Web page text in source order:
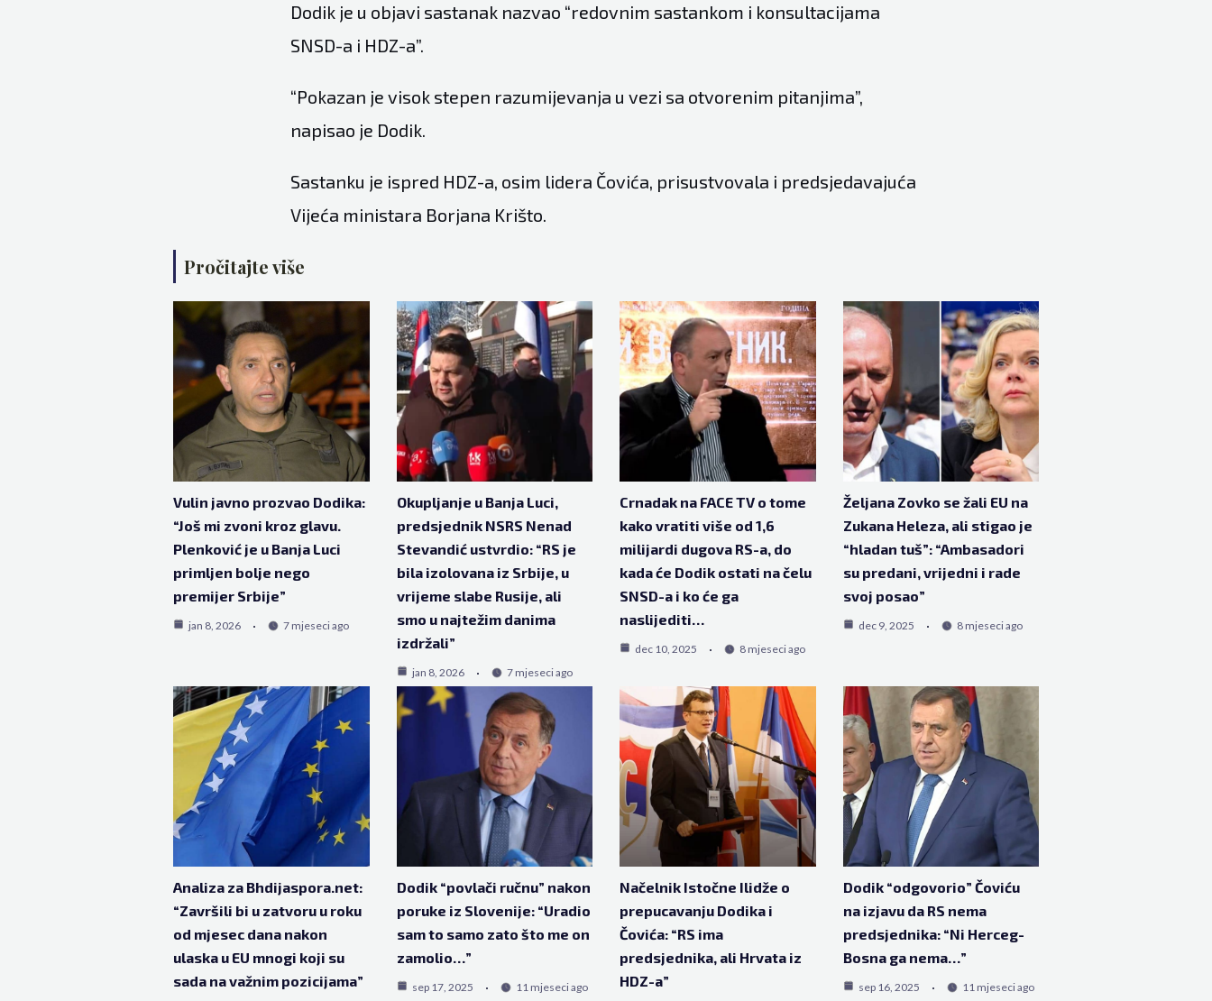
Dodik je u objavi sastanak nazvao “redovnim sastankom i konsultacijama
SNSD-a i HDZ-a”.
“Pokazan je visok stepen razumijevanja u vezi sa otvorenim pitanjima”,
napisao je Dodik.
Sastanku je ispred HDZ-a, osim lidera Čovića, prisustvovala i predsjedavajuća
Vijeća ministara Borjana Krišto.
Pročitajte više
Vulin javno prozvao Dodika:
“Još mi zvoni kroz glavu.
Plenković je u Banja Luci
primljen bolje nego
premijer Srbije”
jan 8, 2026 7 mjeseci ago
Okupljanje u Banja Luci,
predsjednik NSRS Nenad
Stevandić ustvrdio: “RS je
bila izolovana iz Srbije, u
vrijeme slabe Rusije, ali
smo u najtežim danima
izdržali”
jan 8, 2026 7 mjeseci ago
Crnadak na FACE TV o tome
kako vratiti više od 1,6
milijardi dugova RS-a, do
kada će Dodik ostati na čelu
SNSD-a i ko će ga
naslijediti…
dec 10, 2025 8 mjeseci ago
Željana Zovko se žali EU na
Zukana Heleza, ali stigao je
“hladan tuš”: “Ambasadori
su predani, vrijedni i rade
svoj posao”
dec 9, 2025 8 mjeseci ago
Analiza za Bhdijaspora.net:
“Završili bi u zatvoru u roku
od mjesec dana nakon
ulaska u EU mnogi koji su
sada na važnim pozicijama”
Dodik “povlači ručnu” nakon
poruke iz Slovenije: “Uradio
sam to samo zato što me on
zamolio…”
sep 17, 2025 11 mjeseci ago
Načelnik Istočne Ilidže o
prepucavanju Dodika i
Čovića: “RS ima
predsjednika, ali Hrvata iz
HDZ-a”
Dodik “odgovorio” Čoviću
na izjavu da RS nema
predsjednika: “Ni Herceg-
Bosna ga nema…”
sep 16, 2025 11 mjeseci ago